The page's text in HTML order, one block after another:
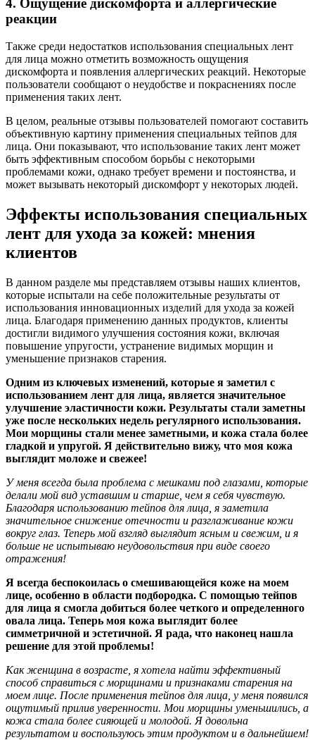
4. Ощущение дискомфорта и аллергические
реакции
Также среди недостатков использования специальных лент
для лица можно отметить возможность ощущения
дискомфорта и появления аллергических реакций. Некоторые
пользователи сообщают о неудобстве и покраснениях после
применения таких лент.
В целом, реальные отзывы пользователей помогают составить
объективную картину применения специальных тейпов для
лица. Они показывают, что использование таких лент может
быть эффективным способом борьбы с некоторыми
проблемами кожи, однако требует времени и постоянства, и
может вызывать некоторый дискомфорт у некоторых людей.
Эффекты использования специальных
лент для ухода за кожей: мнения
клиентов
В данном разделе мы представляем отзывы наших клиентов,
которые испытали на себе положительные результаты от
использования инновационных изделий для ухода за кожей
лица. Благодаря применению данных продуктов, клиенты
достигли видимого улучшения состояния кожи, включая
повышение упругости, устранение видимых морщин и
уменьшение признаков старения.
Одним из ключевых изменений, которые я заметил с
использованием лент для лица, является значительное
улучшение эластичности кожи. Результаты стали заметны
уже после нескольких недель регулярного использования.
Мои морщины стали менее заметными, и кожа стала более
гладкой и упругой. Я действительно вижу, что моя кожа
выглядит моложе и свежее!
У меня всегда была проблема с мешками под глазами, которые
делали мой вид уставшим и старше, чем я себя чувствую.
Благодаря использованию тейпов для лица, я заметила
значительное снижение отечности и разглаживание кожи
вокруг глаз. Теперь мой взгляд выглядит ясным и свежим, и я
больше не испытываю неудовольствия при виде своего
отражения!
Я всегда беспокоилась о смешивающейся коже на моем
лице, особенно в области подбородка. С помощью тейпов
для лица я смогла добиться более четкого и определенного
овала лица. Теперь моя кожа выглядит более
симметричной и эстетичной. Я рада, что наконец нашла
решение для этой проблемы!
Как женщина в возрасте, я хотела найти эффективный
способ справиться с морщинами и признаками старения на
моем лице. После применения тейпов для лица, у меня появился
ощутимый прилив уверенности. Мои морщины уменьшились, а
кожа стала более сияющей и молодой. Я довольна
результатом и воспользуюсь этим продуктом и в дальнейшем!